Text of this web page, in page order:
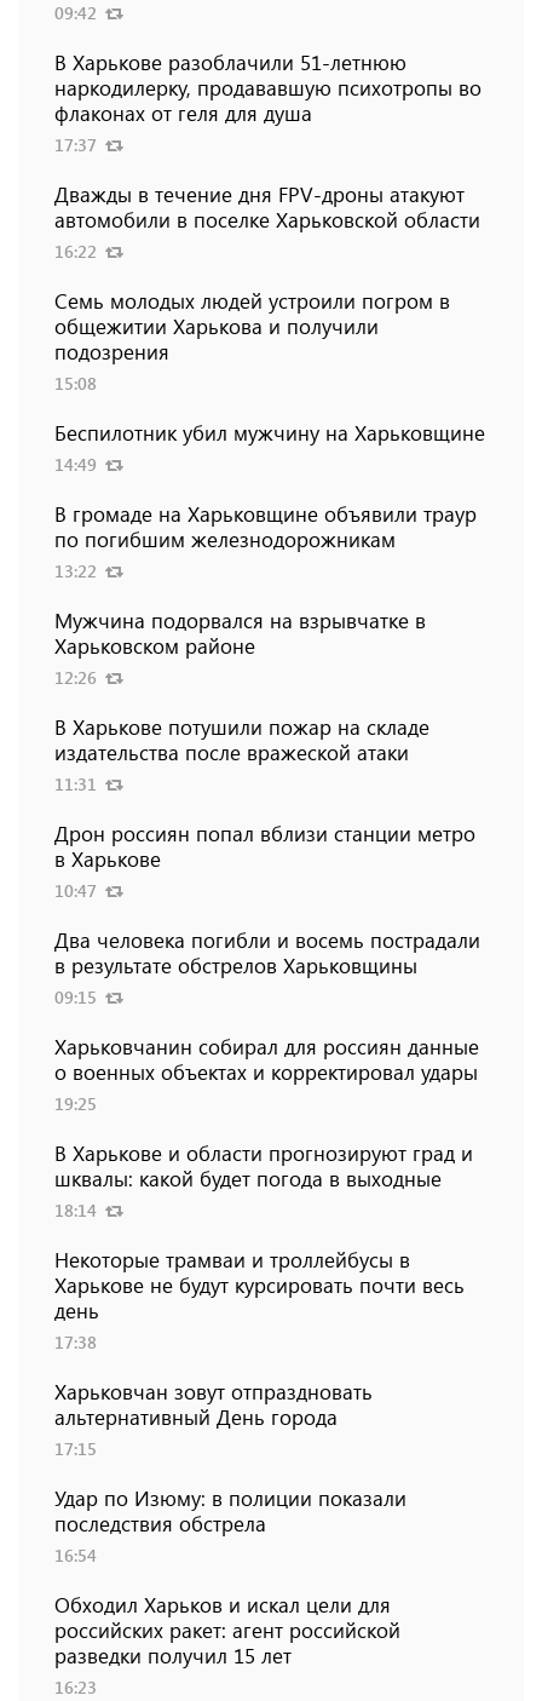
09:42
В Харькове разоблачили 51-летнюю
наркодилерку, продававшую психотропы во
флаконах от геля для душа
17:37
Дважды в течение дня FPV-дроны атакуют
автомобили в поселке Харьковской области
16:22
Семь молодых людей устроили погром в
общежитии Харькова и получили
подозрения
15:08
Беспилотник убил мужчину на Харьковщине
14:49
В громаде на Харьковщине объявили траур
по погибшим железнодорожникам
13:22
Мужчина подорвался на взрывчатке в
Харьковском районе
12:26
В Харькове потушили пожар на складе
издательства после вражеской атаки
11:31
Дрон россиян попал вблизи станции метро
в Харькове
10:47
Два человека погибли и восемь пострадали
в результате обстрелов Харьковщины
09:15
Харьковчанин собирал для россиян данные
о военных объектах и ​​корректировал удары
19:25
В Харькове и области прогнозируют град и
шквалы: какой будет погода в выходные
18:14
Некоторые трамваи и троллейбусы в
Харькове не будут курсировать почти весь
день
17:38
Харьковчан зовут отпраздновать
альтернативный День города
17:15
Удар по Изюму: в полиции показали
последствия обстрела
16:54
Обходил Харьков и искал цели для
российских ракет: агент российской
разведки получил 15 лет
16:23